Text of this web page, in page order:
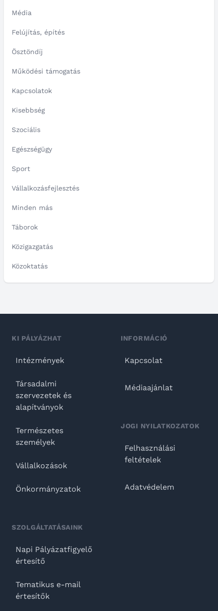
Média
Felújítás, építés
Ösztöndíj
Működési támogatás
Kapcsolatok
Kisebbség
Szociális
Egészségügy
Sport
Vállalkozásfejlesztés
Minden más
Táborok
Közigazgatás
Közoktatás
KI PÁLYÁZHAT
Intézmények
Társadalmi
szervezetek és
alapítványok
Természetes
személyek
Vállalkozások
Önkormányzatok
SZOLGÁLTATÁSAINK
Napi Pályázatfigyelő
értesítő
Tematikus e-mail
értesítők
INFORMÁCIÓ
Kapcsolat
Médiaajánlat
JOGI NYILATKOZATOK
Felhasználási
feltételek
Adatvédelem